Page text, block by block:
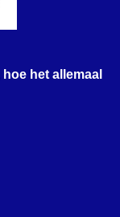
hoe het allemaal